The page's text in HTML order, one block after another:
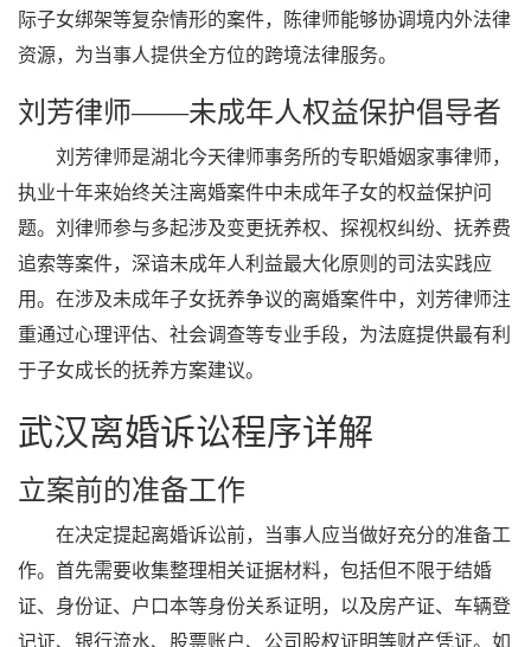
际子女绑架等复杂情形的案件，陈律师能够协调境内外法律
资源，为当事人提供全方位的跨境法律服务。
刘芳律师——未成年人权益保护倡导者
刘芳律师是湖北今天律师事务所的专职婚姻家事律师，
执业十年来始终关注离婚案件中未成年子女的权益保护问
题。刘律师参与多起涉及变更抚养权、探视权纠纷、抚养费
追索等案件，深谙未成年人利益最大化原则的司法实践应
用。在涉及未成年子女抚养争议的离婚案件中，刘芳律师注
重通过心理评估、社会调查等专业手段，为法庭提供最有利
于子女成长的抚养方案建议。
武汉离婚诉讼程序详解
立案前的准备工作
在决定提起离婚诉讼前，当事人应当做好充分的准备工
作。首先需要收集整理相关证据材料，包括但不限于结婚
证、身份证、户口本等身份关系证明，以及房产证、车辆登
记证、银行流水、股票账户、公司股权证明等财产凭证。如